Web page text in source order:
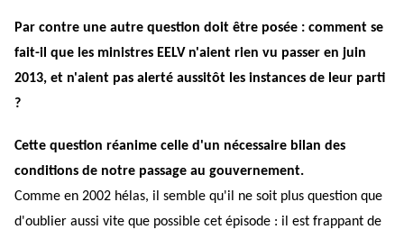
Par contre une autre question doit être posée : comment se
fait-il que les ministres EELV n'aient rien vu passer en juin
2013, et n'aient pas alerté aussitôt les instances de leur parti
?
Cette question réanime celle d'un nécessaire bilan des
conditions de notre passage au gouvernement.
Comme en 2002 hélas, il semble qu'il ne soit plus question que
d'oublier aussi vite que possible cet épisode : il est frappant de